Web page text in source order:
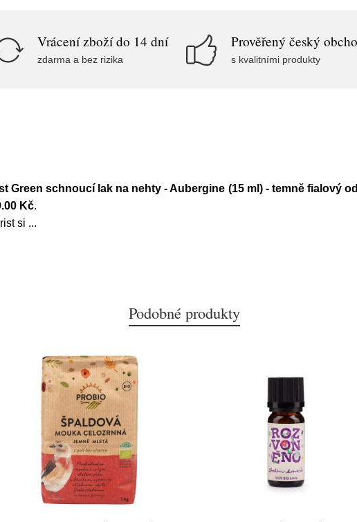
Vrácení zboží do 14 dní
zdarma a bez rizika
Prověřený český
s kvalitními produkty
Green schnoucí lak na nehty - Aubergine (15 ml) - temně fialový
Kč.
si ...
Podobné produkty